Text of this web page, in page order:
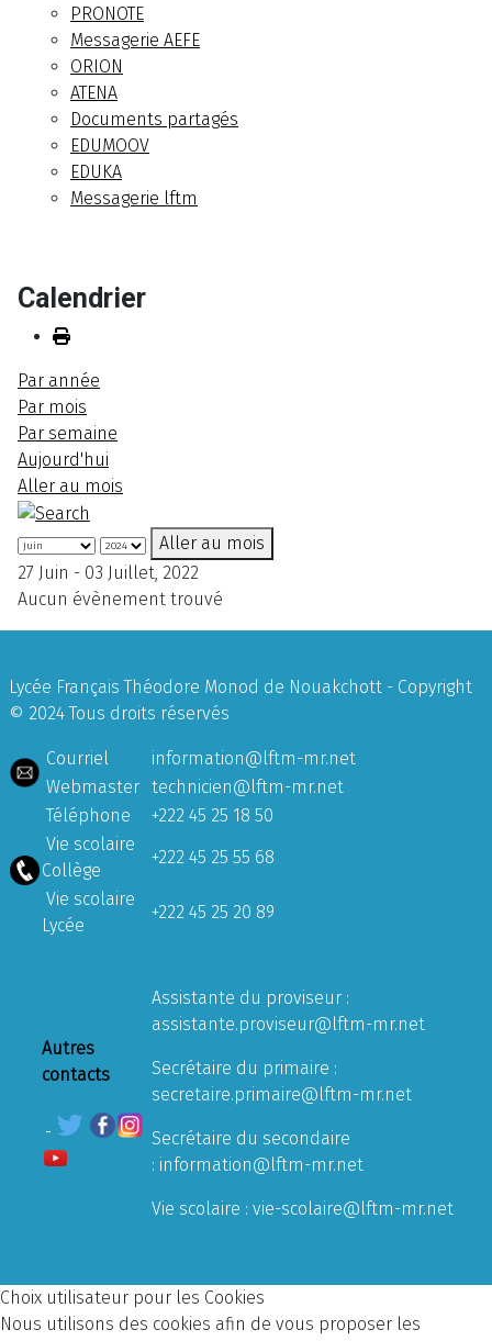
PRONOTE
Messagerie AEFE
ORION
ATENA
Documents partagés
EDUMOOV
EDUKA
Messagerie lftm
Calendrier
Par année
Par mois
Par semaine
Aujourd'hui
Aller au mois
Aller au mois
27 Juin - 03 Juillet, 2022
Aucun évènement trouvé
Lycée Français Théodore Monod de Nouakchott - Copyright
© 2024 Tous droits réservés
Courriel
information@lftm-mr.net
Webmaster technicien@lftm-mr.net
Téléphone
+222 45 25 18 50
Vie scolaire
Collège
+222 45 25 55 68
Vie scolaire
Lycée
+222 45 25 20 89
Autres
contacts
Assistante du proviseur :
assistante.proviseur@lftm-mr.net
Secrétaire du primaire :
secretaire.primaire@lftm-mr.net
Secrétaire du secondaire
: information@lftm-mr.net
Vie scolaire : vie-scolaire@lftm-mr.net
Choix utilisateur pour les Cookies
Nous utilisons des cookies afin de vous proposer les